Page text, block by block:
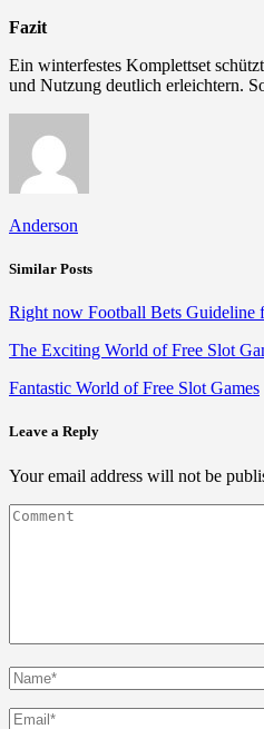
Fazit
Ein winterfestes Komplettset
und Nutzung deutlich erleichtern.
Anderson
Similar Posts
Right now Football Bets Guideline
The Exciting World of Free Slot
Fantastic World of Free Slot Games
Leave a Reply
Your email address will not be